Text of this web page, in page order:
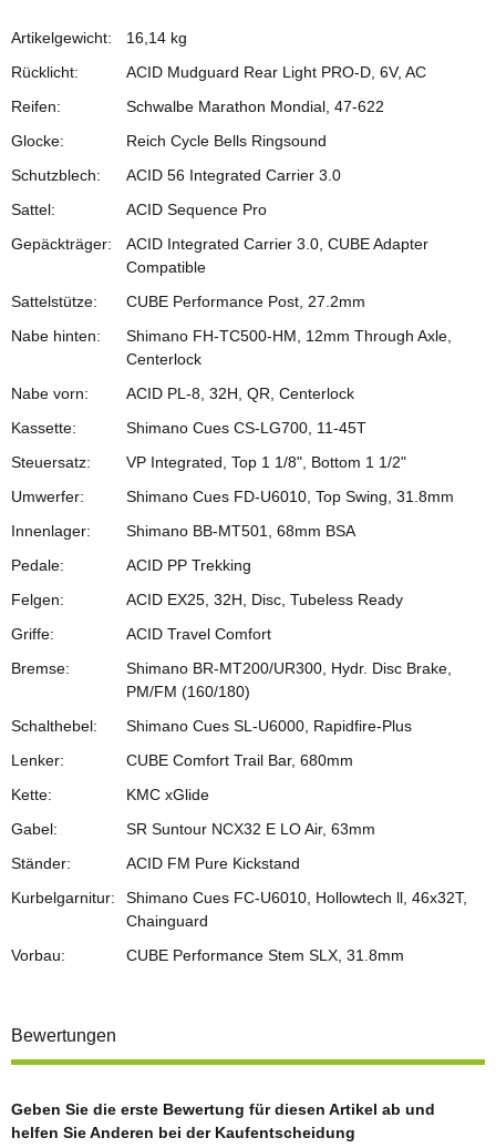
Artikelgewicht: 16,14 kg
Rücklicht:
ACID Mudguard Rear Light PRO-D, 6V, AC
Reifen:
Schwalbe Marathon Mondial, 47-622
Glocke:
Reich Cycle Bells Ringsound
Schutzblech:
ACID 56 Integrated Carrier 3.0
Sattel:
ACID Sequence Pro
Gepäckträger:
ACID Integrated Carrier 3.0, CUBE Adapter
Compatible
Sattelstütze:
CUBE Performance Post, 27.2mm
Nabe hinten:
Shimano FH-TC500-HM, 12mm Through Axle,
Centerlock
Nabe vorn:
ACID PL-8, 32H, QR, Centerlock
Kassette:
Shimano Cues CS-LG700, 11-45T
Steuersatz:
VP Integrated, Top 1 1/8", Bottom 1 1/2"
Umwerfer:
Shimano Cues FD-U6010, Top Swing, 31.8mm
Innenlager:
Shimano BB-MT501, 68mm BSA
Pedale:
ACID PP Trekking
Felgen:
ACID EX25, 32H, Disc, Tubeless Ready
Griffe:
ACID Travel Comfort
Bremse:
Shimano BR-MT200/UR300, Hydr. Disc Brake,
PM/FM (160/180)
Schalthebel:
Shimano Cues SL-U6000, Rapidfire-Plus
Lenker:
CUBE Comfort Trail Bar, 680mm
Kette:
KMC xGlide
Gabel:
SR Suntour NCX32 E LO Air, 63mm
Ständer:
ACID FM Pure Kickstand
Kurbelgarnitur:
Shimano Cues FC-U6010, Hollowtech ll, 46x32T,
Chainguard
Vorbau:
CUBE Performance Stem SLX, 31.8mm
Bewertungen
Geben Sie die erste Bewertung für diesen Artikel ab und
helfen Sie Anderen bei der Kaufentscheidung